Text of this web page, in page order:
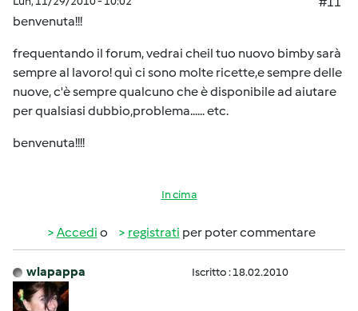
benvenuta!!!
frequentando il forum, vedrai cheil tuo nuovo bimby sarà
sempre al lavoro! quì ci sono molte ricette,e sempre delle
nuove, c'è sempre qualcuno che è disponibile ad aiutare
per qualsiasi dubbio,problema...... etc.
benvenuta!!!!
In cima
Accedi o registrati per poter commentare
wlapappa Iscritto : 18.02.2010